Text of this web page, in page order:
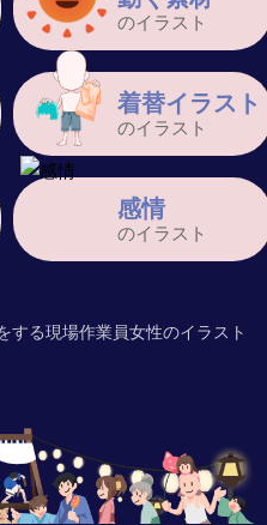
する現場作業員女性のイラスト
のイラスト
着替イラスト
のイラスト
感情
のイラスト